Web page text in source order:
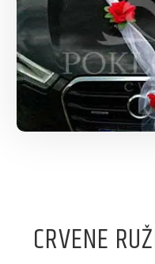
CRVENE